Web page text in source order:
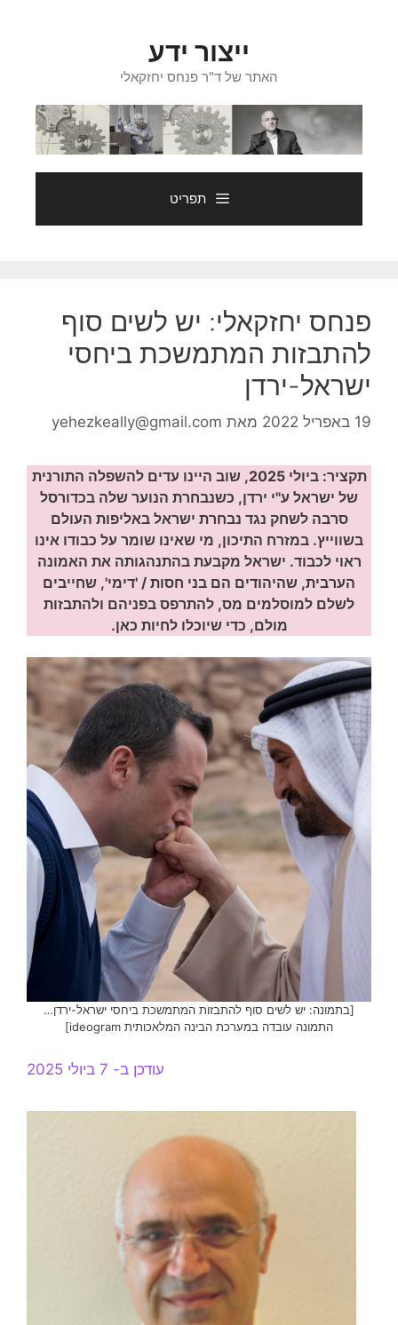
ייצור ידע
האתר של ד"ר פנחס יחזקאלי
תפריט
פנחס יחזקאלי: יש לשים סוף
להתבזות המתמשכת ביחסי
ישראל-ירדן
19 באפריל 2022 מאת yehezkeally@gmail.com
תקציר: ביולי 2025, שוב היינו עדים להשפלה התורנית
של ישראל ע"י ירדן, כשנבחרת הנוער שלה בכדורסל
סרבה לשחק נגד נבחרת ישראל באליפות העולם
בשווייץ. במזרח התיכון, מי שאינו שומר על כבודו אינו
ראוי לכבוד. ישראל מקבעת בהתנהגותה את האמונה
הערבית, שהיהודים הם בני חסות / 'דימי', שחייבים
לשלם למוסלמים מס, להתרפס בפניהם ולהתבזות
מולם, כדי שיוכלו לחיות כאן.
[בתמונה: יש לשים סוף להתבזות המתמשכת ביחסי ישראל-ירדן…
התמונה עובדה במערכת הבינה המלאכותית ideogram]
עודכן ב- 7 ביולי 2025